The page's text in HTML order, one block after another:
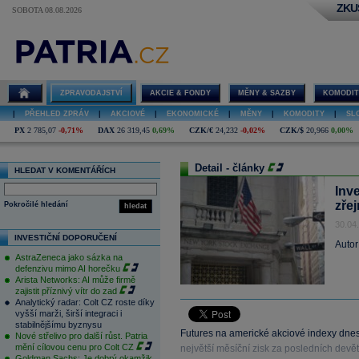
SOBOTA 08.08.2026
ZPRAVODAJSTVÍ AKCIE & FONDY MĚNY & SAZBY
PŘEHLED ZPRÁV AKCIOVÉ EKONOMICKÉ MĚNY KOMODITY
PX 2 785,07 -0,71% DAX 26 319,45 0,69% CZK/€ 24,232 -0,02% CZK/$ 20,966 0,00%
HLEDAT V KOMENTÁŘÍCH
hledat
Pokročilé hledání
INVESTIČNÍ DOPORUČENÍ
AstraZeneca jako sázka na
defenzivu mimo AI horečku
Arista Networks: AI může firmě
zajistit příznivý vítr do zad
Analytický radar: Colt CZ roste díky
vyšší marži, širší integraci i
stabilnějšímu byznysu
Nové střelivo pro další růst. Patria
mění cílovou cenu pro Colt CZ
Detail - články
Futures na americké akciové indexy
největší měsíční zisk za posledních